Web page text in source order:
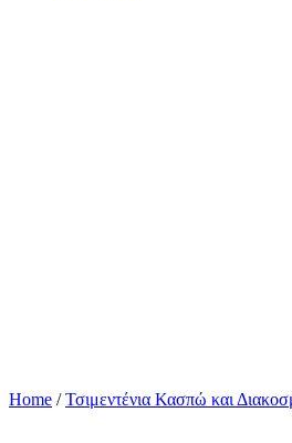
Home /Τσιμεντένια Κασπώ και